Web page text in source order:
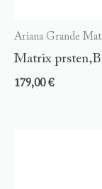
Ariana Grande
Matrix
179,00€